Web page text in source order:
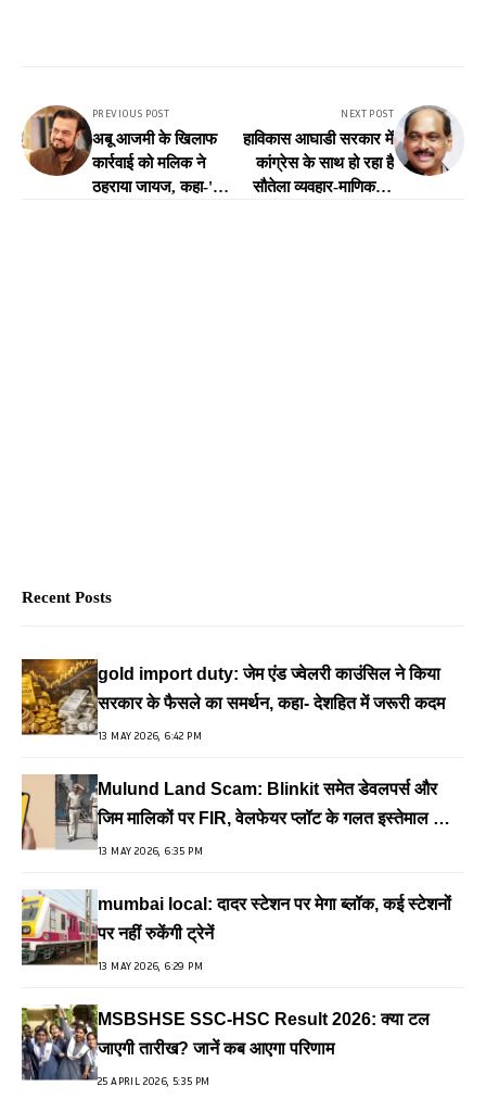
PREVIOUS POST
अबू आजमी के खिलाफ
कार्रवाई को मलिक ने
ठहराया जायज, कहा-'किसी
NEXT POST
हाविकास आघाडी सरकार में
कांग्रेस के साथ हो रहा है
सौतेला व्यवहार-माणिकराव
Recent Posts
gold import duty: जेम एंड ज्वेलरी काउंसिल ने किया
सरकार के फैसले का समर्थन, कहा- देशहित में जरूरी कदम
13 MAY 2026, 6:42 PM
Mulund Land Scam: Blinkit समेत डेवलपर्स और
जिम मालिकों पर FIR, वेलफेयर प्लॉट के गलत इस्तेमाल का
आरोप
13 MAY 2026, 6:35 PM
mumbai local: दादर स्टेशन पर मेगा ब्लॉक, कई स्टेशनों
पर नहीं रुकेंगी ट्रेनें
13 MAY 2026, 6:29 PM
MSBSHSE SSC-HSC Result 2026: क्या टल
जाएगी तारीख? जानें कब आएगा परिणाम
25 APRIL 2026, 5:35 PM